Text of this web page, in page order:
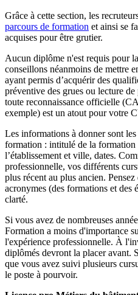
Grâce à cette section, les
parcours de formation et ainsi se
acquises pour être grutier.
Aucun diplôme n'est requis pour
conseillons néanmoins de mettre
ayant permis d’acquérir des
préventive des grues ou lecture
toute reconnaissance officielle
exemple) est un atout pour votre
Les informations à donner sont
formation : intitulé de la
l’établissement et ville, dates.
professionnelle, vos différents
plus récent au plus ancien.
acronymes (des formations et des
clarté.
Si vous avez de nombreuses
Formation a moins d'importance
l'expérience professionnelle. À
diplômés devront la placer avant.
que vous avez suivi plusieurs
le poste à pourvoir.